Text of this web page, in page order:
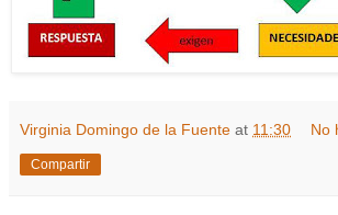
Virginia Domingo de la Fuente at 11:30 No
Compartir